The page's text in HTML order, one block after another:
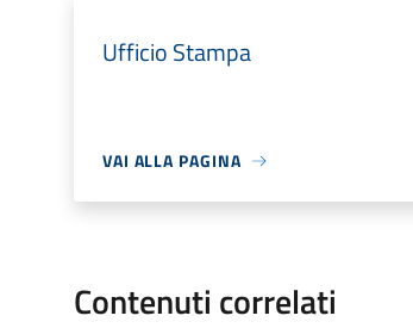
Ufficio Stampa
VAI ALLA PAGINA
Contenuti correlati